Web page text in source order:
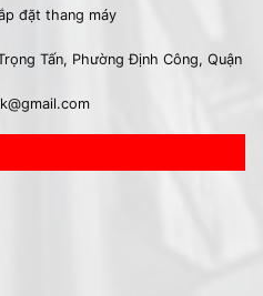
đặt thang máy
Tấn, Phường Định Công, Quận